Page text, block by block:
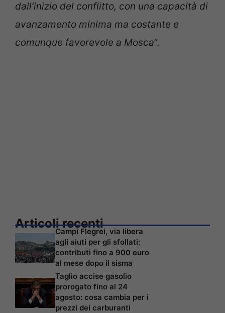
dall’inizio del conflitto, con una capacità di
avanzamento minima ma costante e
comunque favorevole a Mosca”.
Articoli recenti
Campi Flegrei, via libera
agli aiuti per gli sfollati:
contributi fino a 900 euro
al mese dopo il sisma
Taglio accise gasolio
prorogato fino al 24
agosto: cosa cambia per i
prezzi dei carburanti